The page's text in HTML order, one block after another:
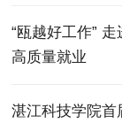
“瓯越好工作”
高质量就业
湛江科技学院首